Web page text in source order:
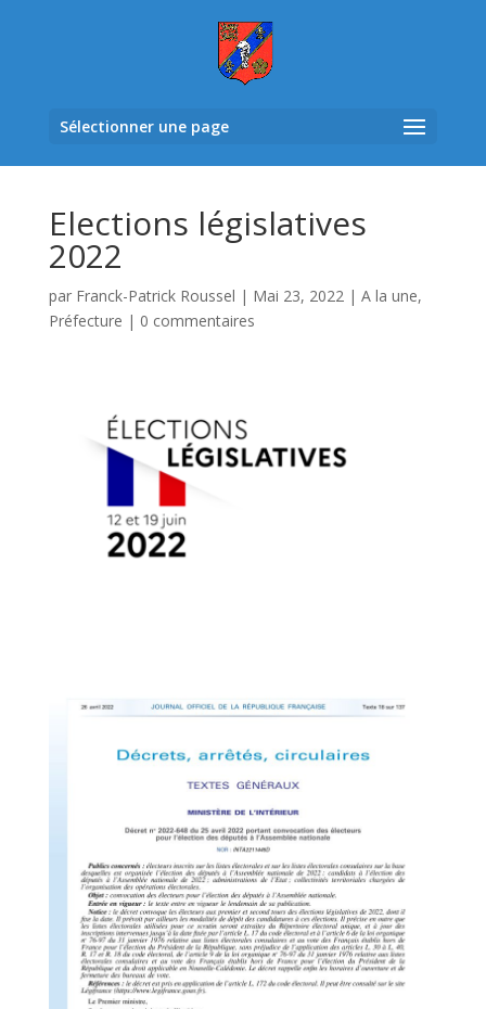
Sélectionner une page
Elections législatives
2022
par Franck-Patrick Roussel | Mai 23, 2022| A la une,
Préfecture | 0 commentaires